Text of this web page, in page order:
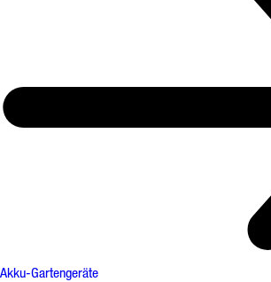
Akku-Gartengeräte